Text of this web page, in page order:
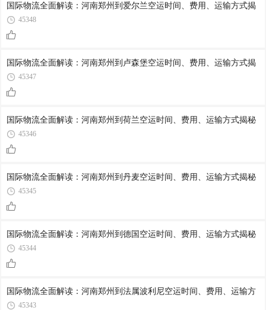
国际物流全面解读：河南郑州到爱尔兰空运时间、费用、运输方式揭
45348
国际物流全面解读：河南郑州到卢森堡空运时间、费用、运输方式揭
45347
国际物流全面解读：河南郑州到荷兰空运时间、费用、运输方式揭秘
45346
国际物流全面解读：河南郑州到丹麦空运时间、费用、运输方式揭秘
45345
国际物流全面解读：河南郑州到德国空运时间、费用、运输方式揭秘
45344
国际物流全面解读：河南郑州到法属波利尼空运时间、费用、运输方
45343